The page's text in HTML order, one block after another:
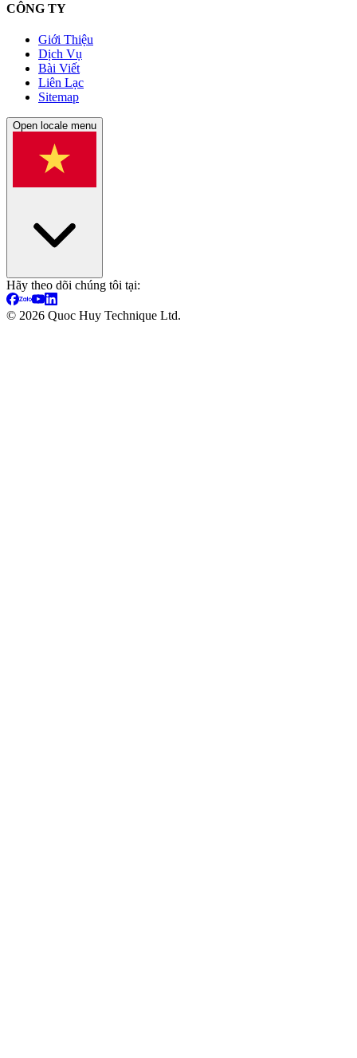
CÔNG TY
Giới Thiệu
Dịch Vụ
Bài Viết
Liên Lạc
Sitemap
Open locale menu
Hãy theo dõi chúng tôi tại:
© 2026 Quoc Huy Technique Ltd.